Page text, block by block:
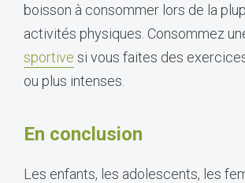
boisson à consommer lors de la
activités physiques. Consommez
sportive si vous faites des
ou plus intenses.
En conclusion
Les enfants, les adolescents, les